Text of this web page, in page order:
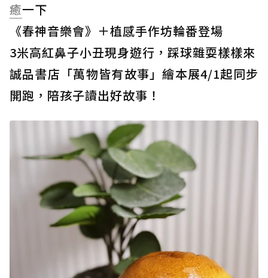
癒一下
《春神音樂會》＋植感手作坊輪番登場
3米高紅鼻子小丑現身遊行，踩球雜耍樣樣來
誠品書店「萬物皆有故事」繪本展4/1起同步
開跑，陪孩子讀出好故事！